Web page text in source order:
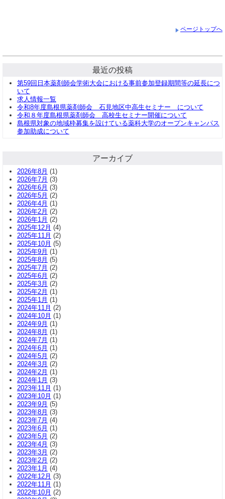
ページトップへ
最近の投稿
第59回日本薬剤師会学術大会における事前参加登録期間等の延長につ
いて
求人情報一覧
令和8年度島根県薬剤師会 石見地区中高生セミナー について
令和８年度島根県薬剤師会 高校生セミナー開催について
島根県対象の地域枠募集を設けている薬科大学のオープンキャンパス
参加助成について
アーカイブ
2026年8月 (1)
2026年7月 (3)
2026年6月 (3)
2026年5月 (2)
2026年4月 (1)
2026年2月 (2)
2026年1月 (2)
2025年12月 (4)
2025年11月 (2)
2025年10月 (5)
2025年9月 (1)
2025年8月 (5)
2025年7月 (2)
2025年6月 (2)
2025年3月 (2)
2025年2月 (1)
2025年1月 (1)
2024年11月 (2)
2024年10月 (1)
2024年9月 (1)
2024年8月 (1)
2024年7月 (1)
2024年6月 (1)
2024年5月 (2)
2024年3月 (2)
2024年2月 (1)
2024年1月 (3)
2023年11月 (1)
2023年10月 (1)
2023年9月 (5)
2023年8月 (3)
2023年7月 (4)
2023年6月 (1)
2023年5月 (2)
2023年4月 (3)
2023年3月 (2)
2023年2月 (2)
2023年1月 (4)
2022年12月 (3)
2022年11月 (1)
2022年10月 (2)